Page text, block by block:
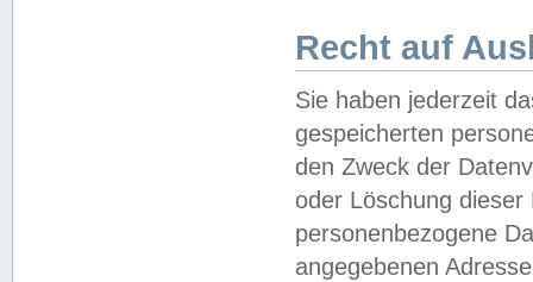
Recht auf
Sie haben jederzeit
gespeicherten
den Zweck der
oder Löschung
personenbezogene
angegebenen